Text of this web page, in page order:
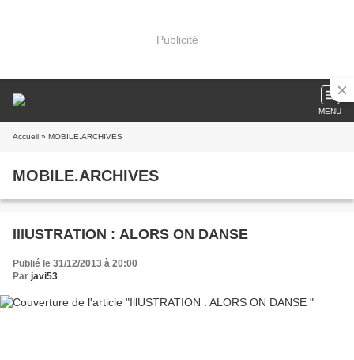
Publicité
MENU
Accueil » MOBILE.ARCHIVES
MOBILE.ARCHIVES
IllUSTRATION : ALORS ON DANSE
Publié le 31/12/2013 à 20:00
Par javi53